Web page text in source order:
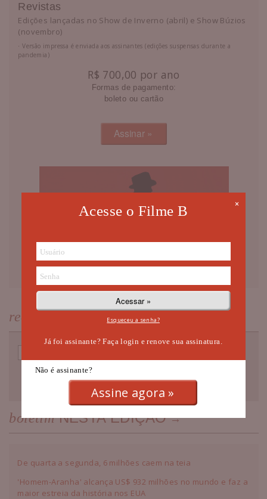
Revistas
Edições lançadas no Show de Inverno (abril) e Show Búzios
(novembro)
⋅ Versão impressa é enviada aos assinantes (edições suspensas durante a
pandemia)
R$ 700,00 por ano
Formas de pagamento:
boleto ou cartão
receba nossa NEWSLETTER
boletimNESTA EDIÇÃO
De quarta a segunda, 6 milhões caem na teia
'Homem-Aranha' alcança US$ 932 milhões no mundo e faz a
maior estreia da história nos EUA
×
Acesse o Filme B
Esqueceu a senha?
Já foi assinante? Faça login e renove sua assinatura.
Não é assinante?
Assine agora »